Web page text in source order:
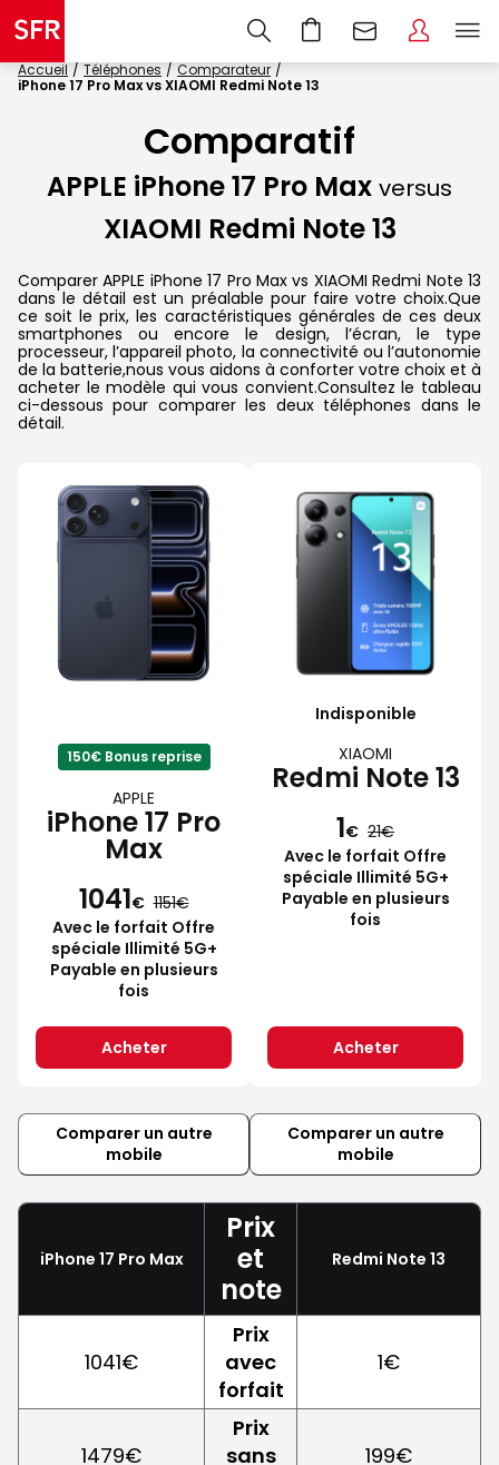
Accueil Téléphones
Comparateur
iPhone 17 Pro Max vs XIAOMI Redmi Note 13
Comparatif
APPLE iPhone 17 Pro Max versus
XIAOMI Redmi Note 13
Comparer APPLE iPhone 17 Pro Max vs XIAOMI Redmi Note 13
dans le détail est un préalable pour faire votre choix.Que
ce soit le prix, les caractéristiques générales de ces deux
smartphones ou encore le design, l’écran, le type
processeur, l’appareil photo, la connectivité ou l’autonomie
de la batterie,nous vous aidons à conforter votre choix et à
acheter le modèle qui vous convient.Consultez le tableau
ci-dessous pour comparer les deux téléphones dans le
détail.
150€ Bonus reprise
APPLE
iPhone 17 Pro
Max
1041€ 1151
Avec le forfait Offre
spéciale Illimité 5G+
Payable en plusieurs
fois
Acheter
Indisponible
XIAOMI
Redmi Note 13
1€ 21
Avec le forfait Offre
spéciale Illimité 5G+
Payable en plusieurs
fois
Acheter
Comparer un autre
mobile
Comparer un autre
mobile
iPhone 17 Pro Max
Prix
et
note
Redmi Note 13
1041€
Prix
avec
forfait
1€
1479€
Prix
sans
199€